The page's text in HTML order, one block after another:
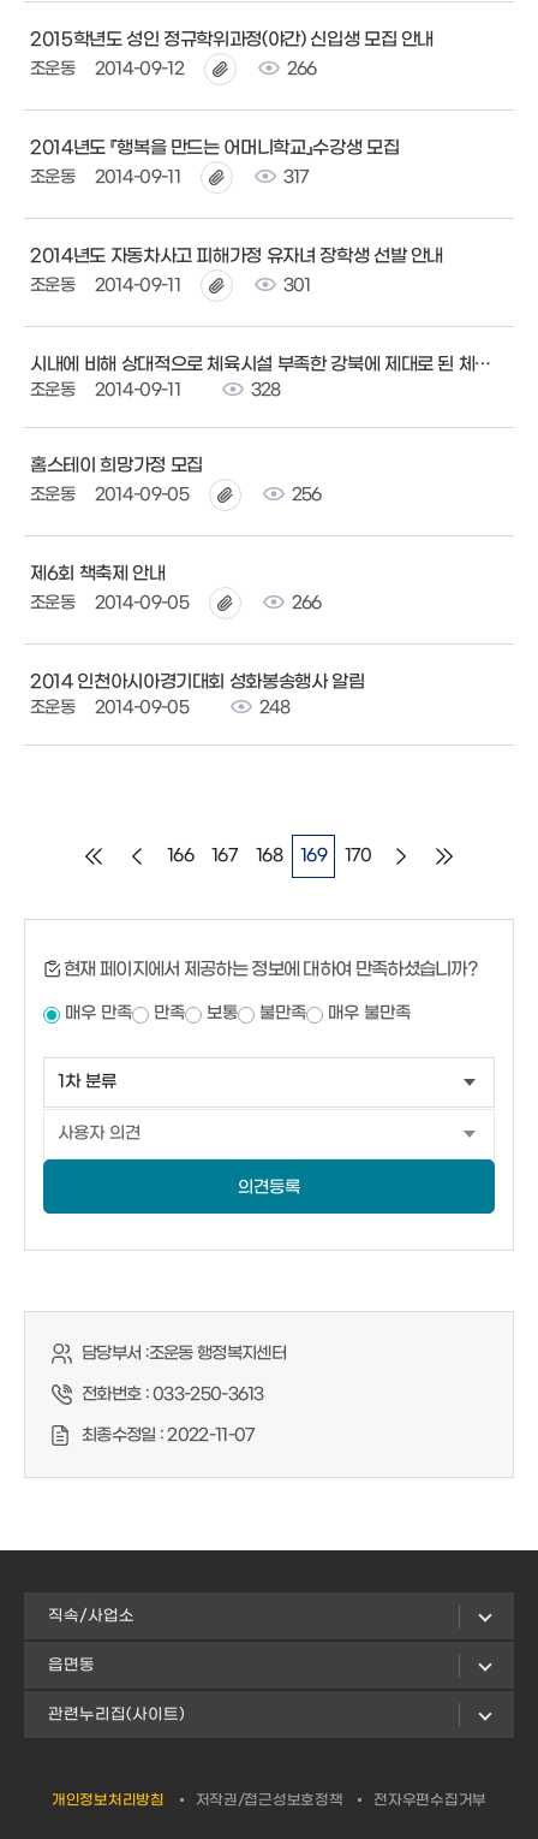
2015학년도 성인 정규학위과정(야간) 신입생 모집 안내
조운동 2014-09-12 266
2014년도 『행복을 만드는 어머니학교』수강생 모집
조운동 2014-09-11 317
2014년도 자동차사고 피해가정 유자녀 장학생 선발 안내
조운동 2014-09-11 301
시내에 비해 상대적으로 체육시설 부족한 강북에 제대로 된 체육단지 연말까지 조성된다
조운동 2014-09-11 328
홈스테이 희망가정 모집
조운동 2014-09-05 256
제6회 책축제 안내
조운동 2014-09-05 266
2014 인천아시아경기대회 성화봉송행사 알림
조운동 2014-09-05 248
166 167 168 169 170
현재 페이지에서 제공하는 정보에 대하여 만족하셨습니까?
매우 만족 만족 보통 불만족 매우 불만족
의견등록
담당부서 :조운동 행정복지센터
전화번호 :033-250-3613
최종수정일 :2022-11-07
직속/사업소
읍면동
관련누리집(사이트)
개인정보처리방침 저작권/접근성보호정책 전자우편수집거부